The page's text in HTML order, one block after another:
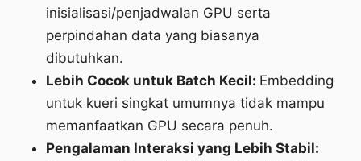
inisialisasi/penjadwalan GPU serta
perpindahan data yang biasanya
dibutuhkan.
Lebih Cocok untuk Batch Kecil: Embedding
untuk kueri singkat umumnya tidak mampu
memanfaatkan GPU secara penuh.
Pengalaman Interaksi yang Lebih Stabil: